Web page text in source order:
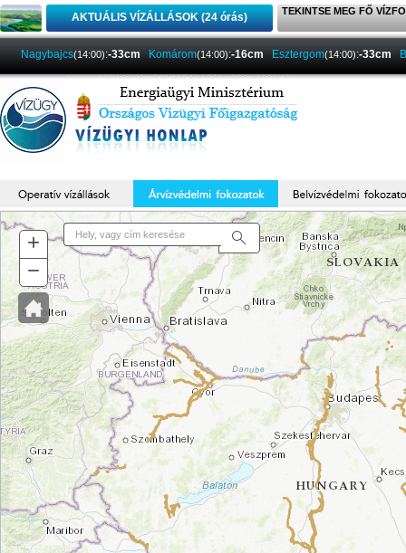
AKTUÁLIS VÍZÁLLÁSOK (24 órás) TEKINTSE MEG FŐ
Nagybajcs(14:00):-33cm Komárom(14:00):-16cm Esztergom(14:00):-33cm